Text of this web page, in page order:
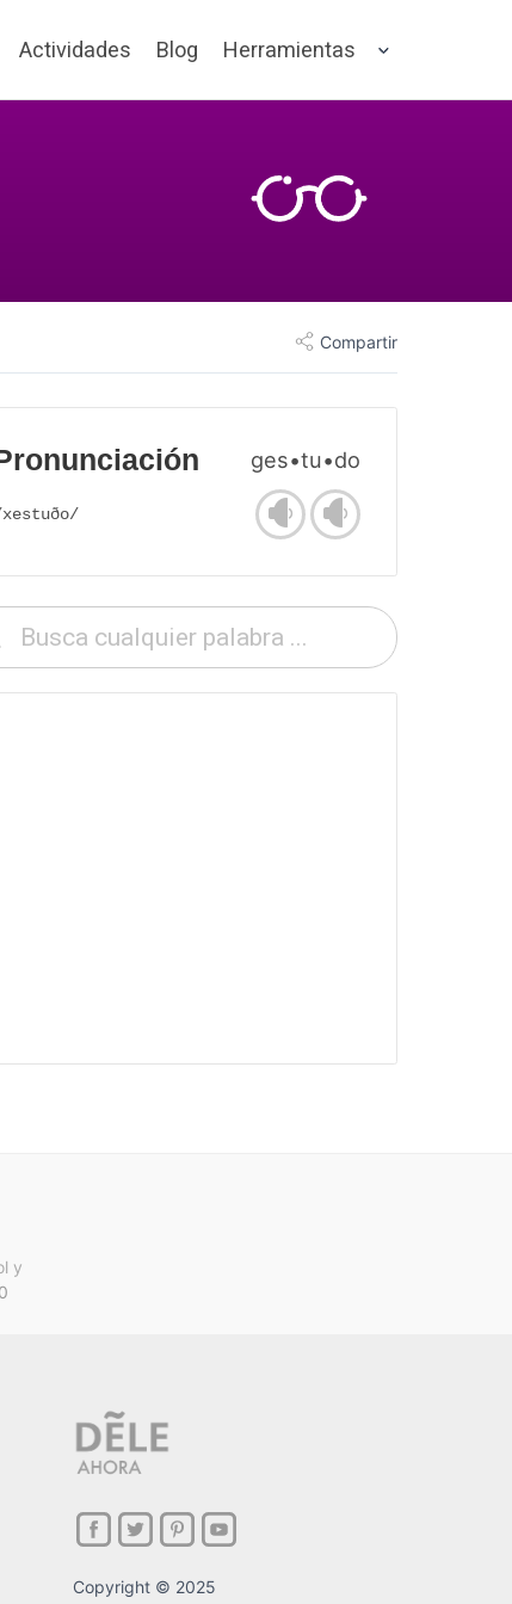
Actividades Blog Herramientas
Compartir
ges•tu•do
y
Copyright © 2025